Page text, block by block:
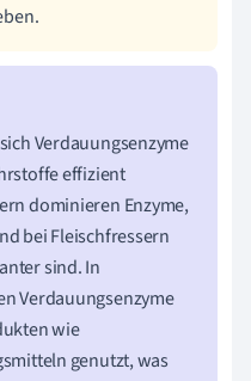
Verdauungsenzyme
effizient
dominieren Enzyme,
bei Fleischfressern
sind. In
Verdauungsenzyme
wie
genutzt, was